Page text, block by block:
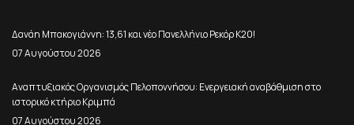
Δανάη Μπακογιάννη: 13,61 και νέο Πανελλήνιο Ρεκόρ Κ20!
07 Αυγούστου 2026
Αναπτυξιακός Οργανισμός Πελοποννήσου: Ενεργειακή αναβάθμιση στο
ιστορικό κτήριο Κριμπά
07 Αυγούστου 2026